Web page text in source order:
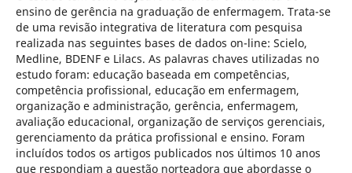
ensino de gerência na graduação de enfermagem. Trata-se
de uma revisão integrativa de literatura com pesquisa
realizada nas seguintes bases de dados on-line: Scielo,
Medline, BDENF e Lilacs. As palavras chaves utilizadas no
estudo foram: educação baseada em competências,
competência profissional, educação em enfermagem,
organização e administração, gerência, enfermagem,
avaliação educacional, organização de serviços gerenciais,
gerenciamento da prática profissional e ensino. Foram
incluídos todos os artigos publicados nos últimos 10 anos
que respondiam a questão norteadora que abordasse o